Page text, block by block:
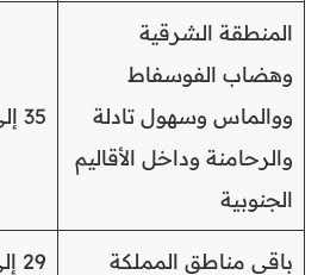
المنطقة الشرقية
وهضاب الفوسفاط
ووالماس وسهول تادلة
والرحامنة وداخل الأقاليم
الجنوبية
35 إلى 41 درجة
باقي مناطق المملكة 29 إلى 35 درجة